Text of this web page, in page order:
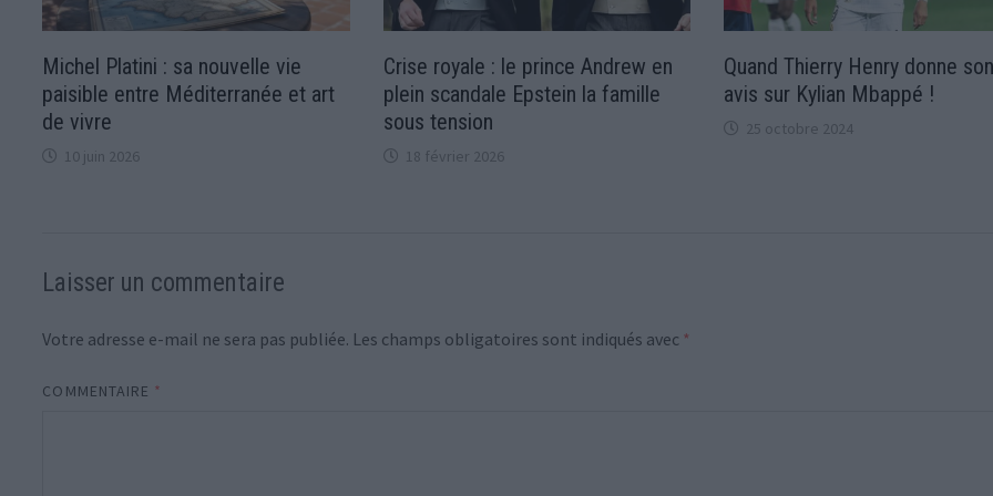
Michel Platini : sa nouvelle vie
paisible entre Méditerranée et art
de vivre
10 juin 2026
Crise royale : le prince Andrew en
plein scandale Epstein la famille
sous tension
18 février 2026
Quand Thierry Henry donne
avis sur Kylian Mbappé !
25 octobre 2024
Laisser un commentaire
Votre adresse e-mail ne sera pas publiée. Les champs obligatoires sont indiqués avec *
COMMENTAIRE *